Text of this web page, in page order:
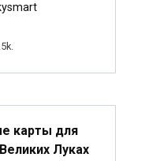
карты для
Луках